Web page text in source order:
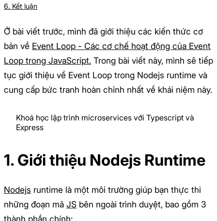
6. Kết luận
Ở bài viết trước, mình đã giới thiệu các kiến thức cơ
bản về Event Loop - Các cơ chế hoạt động của Event
Loop trong JavaScript. Trong bài viết này, mình sẽ tiếp
tục giới thiệu về Event Loop trong Nodejs runtime và
cung cấp bức tranh hoàn chỉnh nhất về khái niệm này.
Khoá học lập trình microservices với Typescript và
Express
1. Giới thiệu Nodejs Runtime
Nodejs runtime là một môi trường giúp bạn thực thi
những đoạn mã JS bên ngoài trình duyệt, bao gồm 3
thành phần chính: